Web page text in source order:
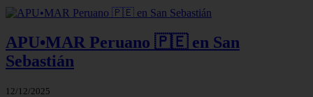
APU•MAR Peruano 🇵🇪 en San
Sebastián
12/12/2025